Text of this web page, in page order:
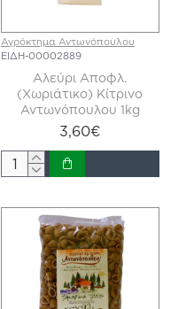
Αγρόκτημα Αντωνόπουλου
ΕΙΔΗ-00002889
Αλεύρι Αποφλ.
(Χωριάτικο) Κίτρινο
Αντωνόπουλου 1kg
3,60€